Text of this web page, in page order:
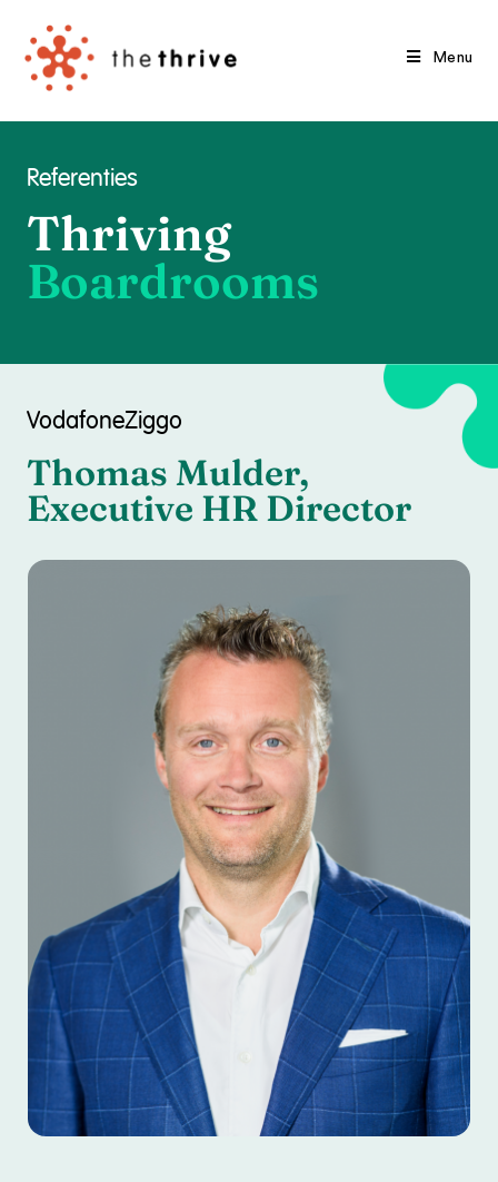
Menu
Referenties
Thriving
Boardrooms
VodafoneZiggo
Thomas Mulder,
Executive HR Director